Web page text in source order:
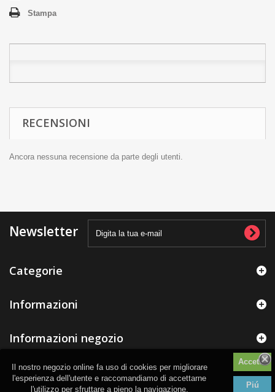
Il nostro negozio online fa uso di cookies per migliorare
l'esperienza dell'utente e raccomandiamo di accettarne
l'utilizzo per sfruttare a pieno la navigazione.
Piú
Stampa
RECENSIONI
Ancora nessuna recensione da parte degli utenti.
Newsletter
Categorie
Informazioni
Informazioni negozio